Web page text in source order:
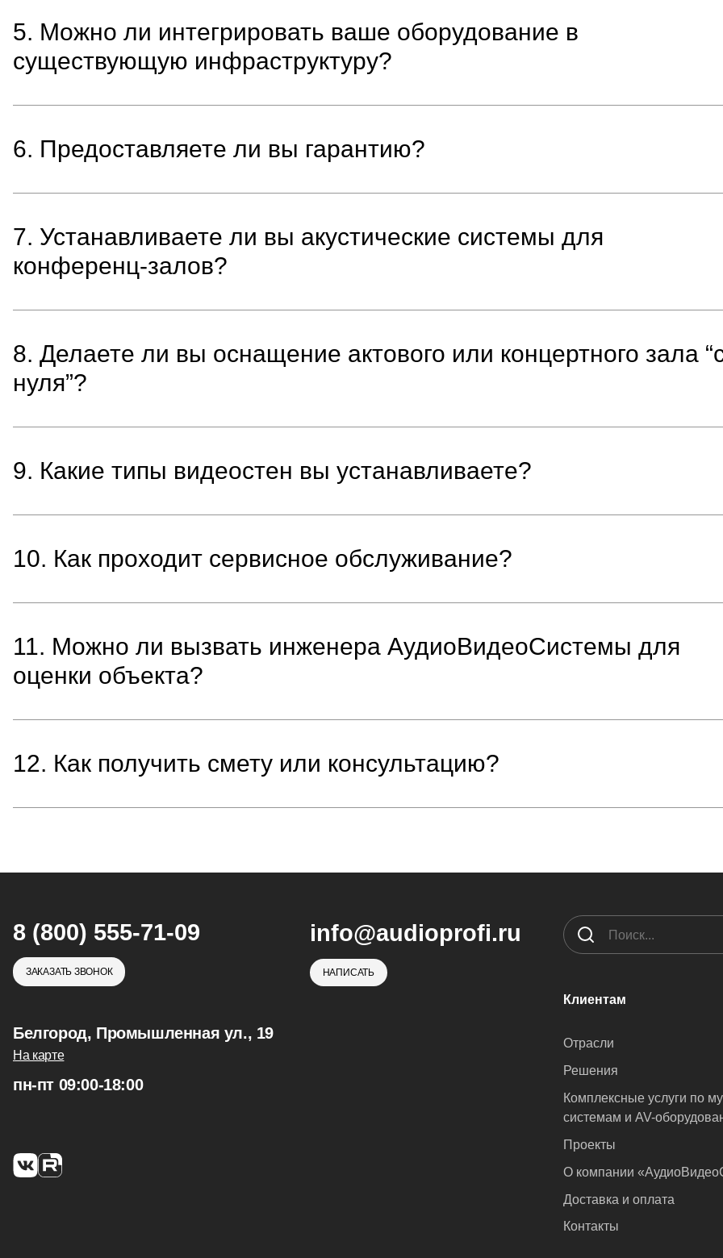
5. Можно ли интегрировать ваше оборудование в
существующую инфраструктуру?
6. Предоставляете ли вы гарантию?
7. Устанавливаете ли вы акустические системы для
конференц-залов?
8. Делаете ли вы оснащение актового или концертного зала
нуля”?
9. Какие типы видеостен вы устанавливаете?
10. Как проходит сервисное обслуживание?
11. Можно ли вызвать инженера АудиоВидеоСистемы для
оценки объекта?
12. Как получить смету или консультацию?
8 (800) 555-71-09
ЗАКАЗАТЬ ЗВОНОК
info@audioprofi.ru
НАПИСАТЬ
Белгород, Промышленная ул., 19
На карте
пн-пт 09:00-18:00
Клиентам
Отрасли
Решения
Комплексные услуги по
системам и AV-
Проекты
О компании
Доставка и оплата
Контакты